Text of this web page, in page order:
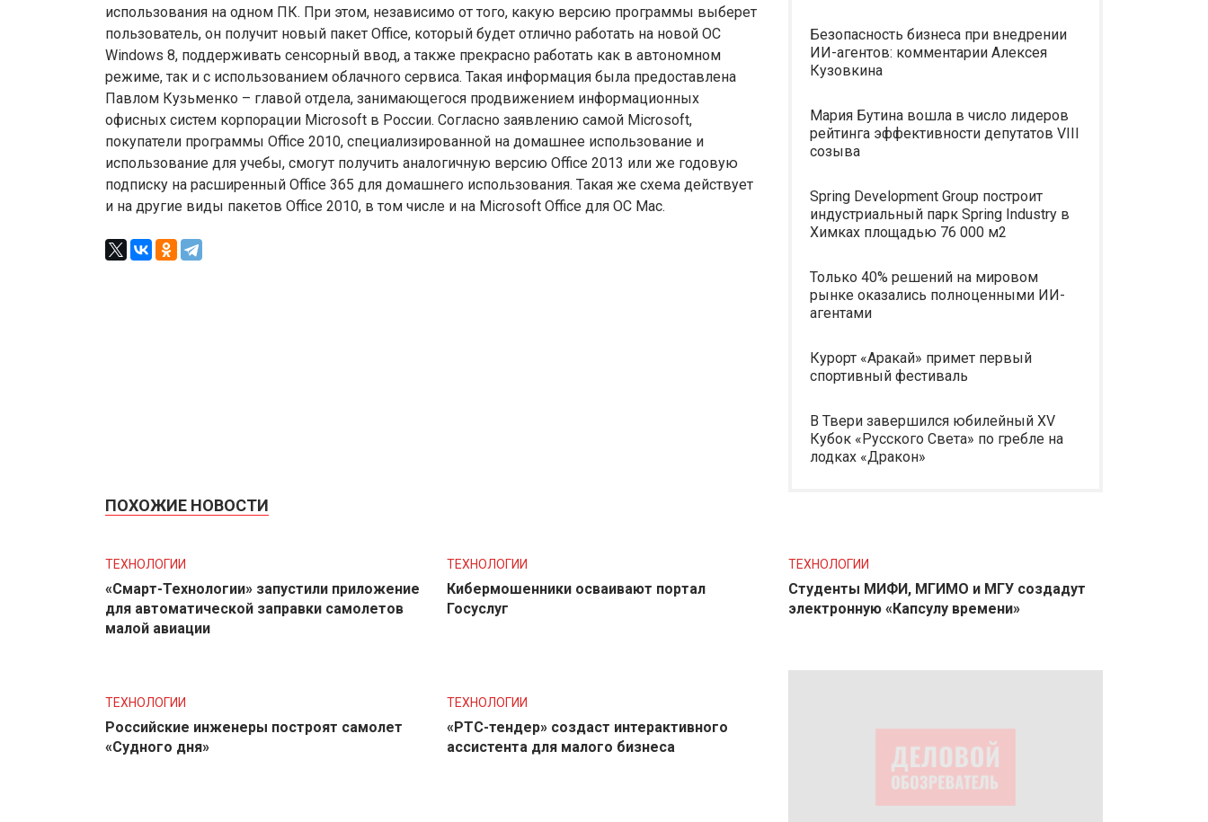
использования на одном ПК. При этом, независимо от того, какую версию программы выберет
пользователь, он получит новый пакет Office, который будет отлично работать на новой ОС
Windows 8, поддерживать сенсорный ввод, а также прекрасно работать как в автономном
режиме, так и с использованием облачного сервиса. Такая информация была предоставлена
Павлом Кузьменко – главой отдела, занимающегося продвижением информационных
офисных систем корпорации Microsoft в России. Согласно заявлению самой Microsoft,
покупатели программы Office 2010, специализированной на домашнее использование и
использование для учебы, смогут получить аналогичную версию Office 2013 или же годовую
подписку на расширенный Office 365 для домашнего использования. Такая же схема действует
и на другие виды пакетов Office 2010, в том числе и на Microsoft Office для ОС Mac.
Безопасность бизнеса при внедрении
ИИ-агентов: комментарии Алексея
Кузовкина
Мария Бутина вошла в число лидеров
рейтинга эффективности депутатов VIII
созыва
Spring Development Group построит
индустриальный парк Spring Industry в
Химках площадью 76 000 м2
Только 40% решений на мировом
рынке оказались полноценными ИИ-
агентами
Курорт «Аракай» примет первый
спортивный фестиваль
В Твери завершился юбилейный XV
Кубок «Русского Света» по гребле на
лодках «Дракон»
ПОХОЖИЕ НОВОСТИ
ТЕХНОЛОГИИ
«Смарт-Технологии» запустили приложение
для автоматической заправки самолетов
малой авиации
ТЕХНОЛОГИИ
Кибермошенники осваивают портал
Госуслуг
ТЕХНОЛОГИИ
Студенты МИФИ, МГИМО и МГУ создадут
электронную «Капсулу времени»
ТЕХНОЛОГИИ
Российские инженеры построят самолет
«Судного дня»
ТЕХНОЛОГИИ
«РТС-тендер» создаст интерактивного
ассистента для малого бизнеса